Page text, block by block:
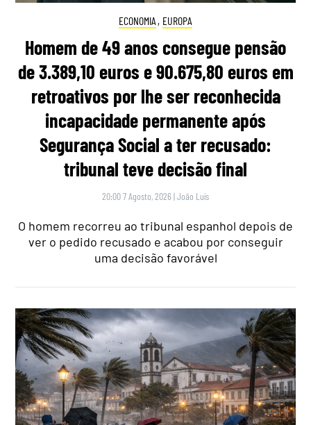
ECONOMIA , EUROPA
Homem de 49 anos consegue pensão
de 3.389,10 euros e 90.675,80 euros em
retroativos por lhe ser reconhecida
incapacidade permanente após
Segurança Social a ter recusado:
tribunal teve decisão final
20:00 7 Agosto, 2026 |João Luís
O homem recorreu ao tribunal espanhol depois de
ver o pedido recusado e acabou por conseguir
uma decisão favorável